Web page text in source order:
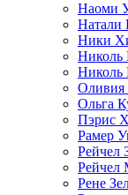
Наоми
Натали
Ники
Николь
Николь
Оливия
Ольга
Пэрис
Рамер
Рейчел
Рейчел
Рене